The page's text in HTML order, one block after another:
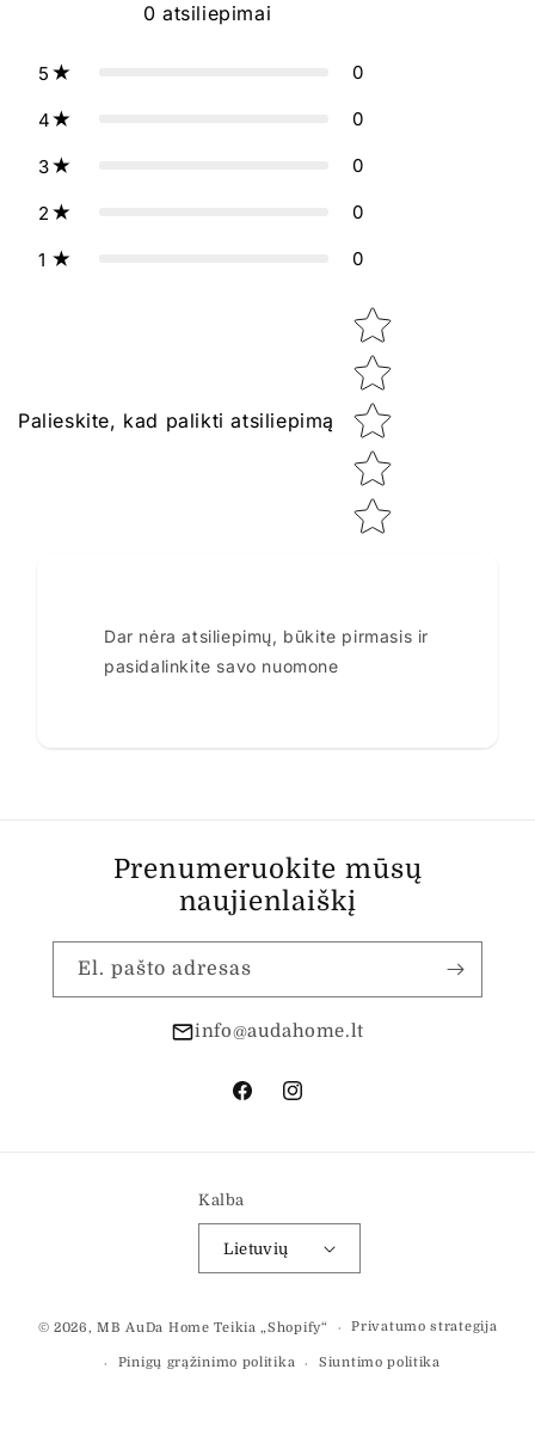
0 atsiliepimai
5 0
4 0
3 0
2 0
1 0
Palieskite, kad palikti atsiliepimą
Star rating
Dar nėra atsiliepimų, būkite pirmasis ir
pasidalinkite savo nuomone
Prenumeruokite mūsų
naujienlaiškį
El. pašto adresas
info@audahome.lt
„Facebook“„Instagram“
Kalba
Lietuvių
būdai
© 2026,MB AuDa Home Teikia „Shopify“ Privatumo strategija
Pinigų grąžinimo politika Siuntimo politika